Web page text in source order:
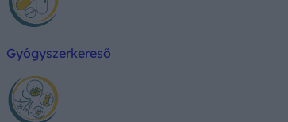
Gyógyszerkereső